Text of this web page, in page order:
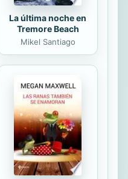
La última noche en
Tremore Beach
Mikel Santiago